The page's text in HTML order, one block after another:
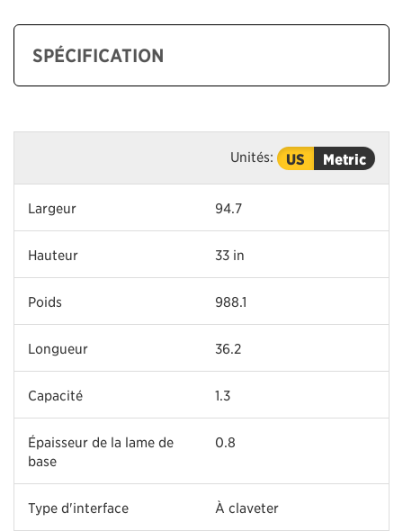
SPÉCIFICATION
Unités: US Metric
Largeur 94.7
Hauteur 33 in
Poids 988.1
Longueur 36.2
Capacité 1.3
Épaisseur de la lame de
base
0.8
Type d'interface À claveter